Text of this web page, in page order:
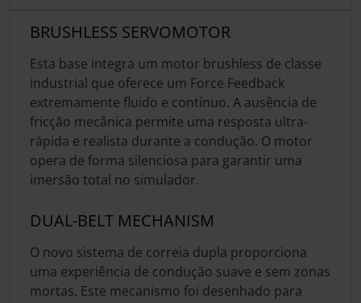
BRUSHLESS SERVOMOTOR
Esta base integra um motor brushless de classe
industrial que oferece um Force Feedback
extremamente fluido e contínuo. A ausência de
fricção mecânica permite uma resposta ultra-
rápida e realista durante a condução. O motor
opera de forma silenciosa para garantir uma
imersão total no simulador.
DUAL-BELT MECHANISM
O novo sistema de correia dupla proporciona
uma experiência de condução suave e sem zonas
mortas. Este mecanismo foi desenhado para